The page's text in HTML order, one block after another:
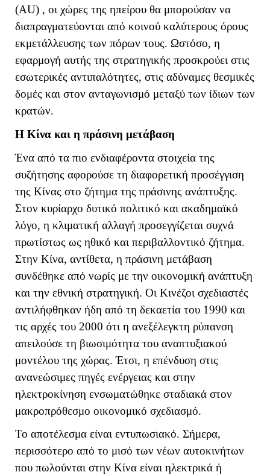
(AU) , οι χώρες της ηπείρου θα μπορούσαν να
διαπραγματεύονται από κοινού καλύτερους όρους
εκμετάλλευσης των πόρων τους. Ωστόσο, η
εφαρμογή αυτής της στρατηγικής προσκρούει στις
εσωτερικές αντιπαλότητες, στις αδύναμες θεσμικές
δομές και στον ανταγωνισμό μεταξύ των ίδιων των
κρατών.
Η Κίνα και η πράσινη μετάβαση
Ένα από τα πιο ενδιαφέροντα στοιχεία της
συζήτησης αφορούσε τη διαφορετική προσέγγιση
της Κίνας στο ζήτημα της πράσινης ανάπτυξης.
Στον κυρίαρχο δυτικό πολιτικό και ακαδημαϊκό
λόγο, η κλιματική αλλαγή προσεγγίζεται συχνά
πρωτίστως ως ηθικό και περιβαλλοντικό ζήτημα.
Στην Κίνα, αντίθετα, η πράσινη μετάβαση
συνδέθηκε από νωρίς με την οικονομική ανάπτυξη
και την εθνική στρατηγική. Οι Κινέζοι σχεδιαστές
αντιλήφθηκαν ήδη από τη δεκαετία του 1990 και
τις αρχές του 2000 ότι η ανεξέλεγκτη ρύπανση
απειλούσε τη βιωσιμότητα του αναπτυξιακού
μοντέλου της χώρας. Έτσι, η επένδυση στις
ανανεώσιμες πηγές ενέργειας και στην
ηλεκτροκίνηση ενσωματώθηκε σταδιακά στον
μακροπρόθεσμο οικονομικό σχεδιασμό.
Το αποτέλεσμα είναι εντυπωσιακό. Σήμερα,
περισσότερο από το μισό των νέων αυτοκινήτων
που πωλούνται στην Κίνα είναι ηλεκτρικά ή